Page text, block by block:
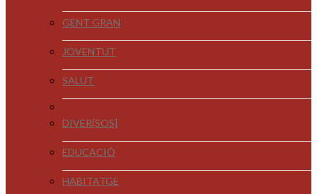
GENT GRAN
JOVENTUT
SALUT
DIVER[SOS]
EDUCACIÓ
HABITATGE